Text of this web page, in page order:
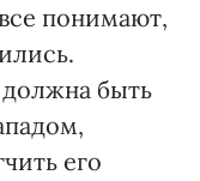
понимают,
быть
его